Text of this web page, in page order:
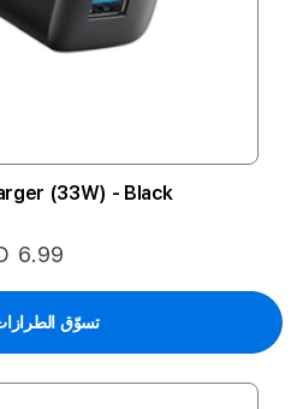
(33W) - Black
6.99
تسوّق